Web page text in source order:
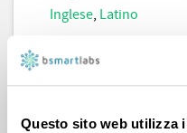
Questo sito web utilizza
Inglese, Latino